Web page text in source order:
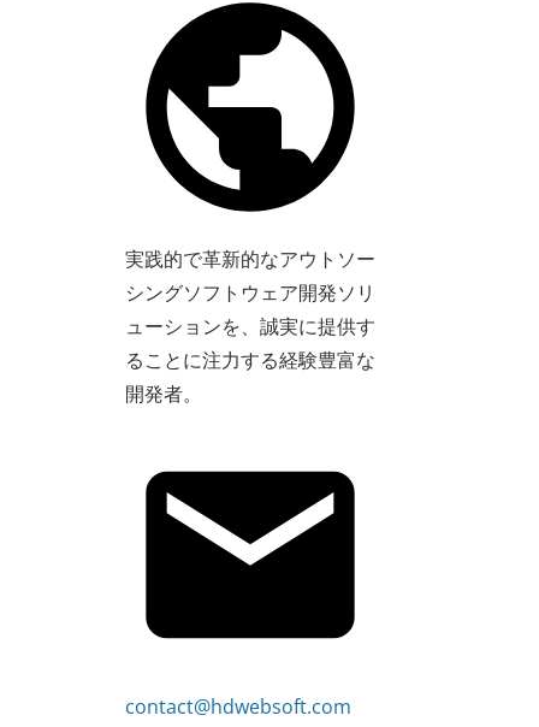
実践的で革新的なアウトソー
シングソフトウェア開発ソリ
ューションを、誠実に提供す
ることに注力する経験豊富な
開発者。
contact@hdwebsoft.com